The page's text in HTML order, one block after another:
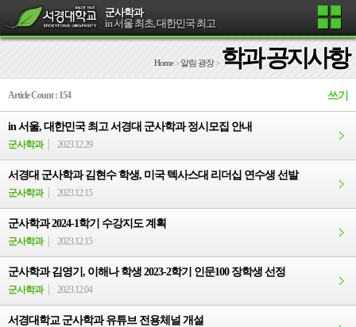
군사학과
in 서울 최초, 대한민국 최고
Home> 알림 광장> 학과 공지사항
Article Count : 154 쓰기
in 서울, 대한민국 최고 서경대 군사학과 정시모집 안내
군사학과 2023.12.29
서경대 군사학과 김현수 학생, 미국 텍사스대 리더십 연수생 선발
군사학과 2023.12.15
군사학과 2024-1학기 수강지도 계획
군사학과 2023.12.15
군사학과 김영기, 이해나 학생 2023-2학기 인문100 장학생 선정
군사학과 2023.12.04
서경대학교 군사학과 유튜브 전용체널 개설